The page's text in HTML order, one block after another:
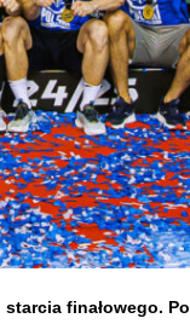
finałowego.